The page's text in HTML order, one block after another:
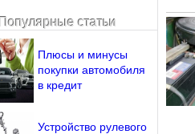
Напомнить пароль?
Популярные статьи
Плюсы и минусы
покупки автомобиля
в кредит
Устройство рулевого